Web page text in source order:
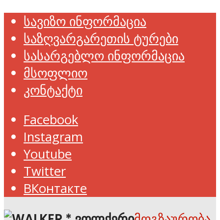
სავიზო ინფორმაცია
საზღვარგარეთის ტურები
სასარგებლო ინფორმაცია
მსოფლიო
კონტაქტი
Facebook
Instagram
Youtube
Twitter
ВКонтакте